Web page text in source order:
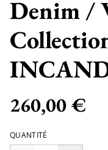
Denim /
260,00 €
QUANTITÉ